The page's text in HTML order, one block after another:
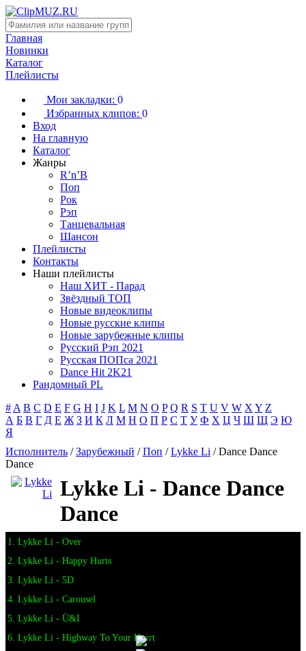
Главная
Новинки
Каталог
Плейлисты
Мои закладки: 0
Избранных клипов: 0
Вход
На главную
Каталог
Жанры
R’n’B
Поп
Рок
Рэп
Танцевальная
Шансон
Плейлисты
Контакты
Наши плейлисты
Наш ХИТ - Парад
Звёздный ТОП
Новые видеоклипы
Новые русские клипы
Новые зарубежные клипы
Русский Рэп 2021
Русская ПОПса 2021
Dance Hit 2K21
Рандомный PL
# A B C D E F G H I J K L M N O P Q R S T U V W X Y Z
А Б В Г Д Е Ж З И К Л М Н О П Р С Т У Ф Х Ц Ч Ш Щ Э Ю
Я
Исполнитель /Зарубежный /Поп /Lykke Li / Dance Dance
Dance
Lykke Li - Dance Dance
Dance
1. Lykke Li - Over
2. Lykke Li - Happy Hurts
3. Lykke Li - 5D
4. Lykke Li - Carousel
5. Lykke Li - Ü&I
6. Lykke Li - Highway To Your Heart